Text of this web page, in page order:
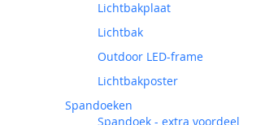
Lichtbakplaat
Lichtbak
Outdoor LED-frame
Lichtbakposter
Spandoeken
Spandoek - extra voordeel